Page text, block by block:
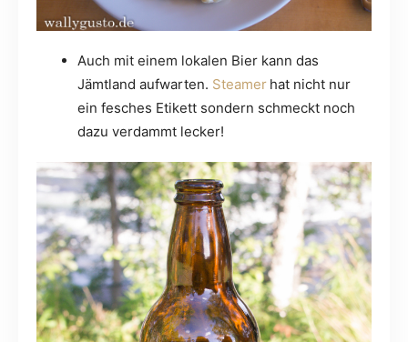
Auch mit einem lokalen Bier kann das
Jämtland aufwarten. Steamer hat nicht nur
ein fesches Etikett sondern schmeckt noch
dazu verdammt lecker!